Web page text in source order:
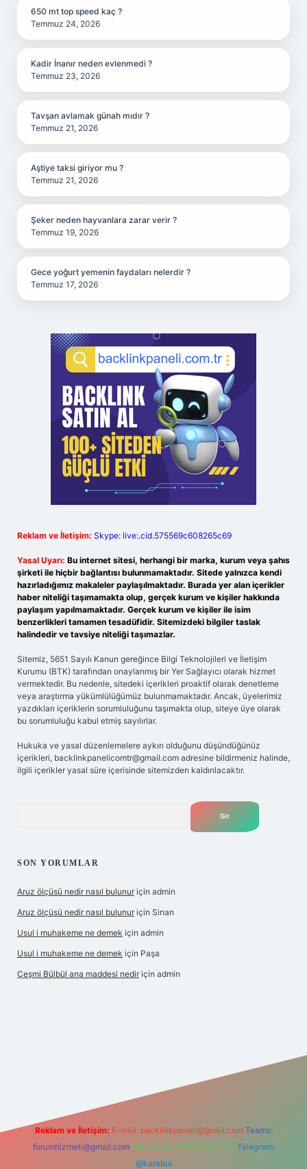
650 mt top speed kaç ?
Temmuz 24, 2026
Kadir İnanır neden evlenmedi ?
Temmuz 23, 2026
Tavşan avlamak günah mıdır ?
Temmuz 21, 2026
Aştiye taksi giriyor mu ?
Temmuz 21, 2026
Şeker neden hayvanlara zarar verir ?
Temmuz 19, 2026
Gece yoğurt yemenin faydaları nelerdir ?
Temmuz 17, 2026
Reklam ve İletişim: Skype: live:.cid.575569c608265c69
Yasal Uyarı: Bu internet sitesi, herhangi bir marka, kurum veya şahıs
şirketi ile hiçbir bağlantısı bulunmamaktadır. Sitede yalnızca kendi
hazırladığımız makaleler paylaşılmaktadır. Burada yer alan içerikler
haber niteliği taşımamakta olup, gerçek kurum ve kişiler hakkında
paylaşım yapılmamaktadır. Gerçek kurum ve kişiler ile isim
benzerlikleri tamamen tesadüfidir. Sitemizdeki bilgiler taslak
halindedir ve tavsiye niteliği taşımazlar.
Sitemiz, 5651 Sayılı Kanun gereğince Bilgi Teknolojileri ve İletişim
Kurumu (BTK) tarafından onaylanmış bir Yer Sağlayıcı olarak hizmet
vermektedir. Bu nedenle, sitedeki içerikleri proaktif olarak denetleme
veya araştırma yükümlülüğümüz bulunmamaktadır. Ancak, üyelerimiz
yazdıkları içeriklerin sorumluluğunu taşımakta olup, siteye üye olarak
bu sorumluluğu kabul etmiş sayılırlar.
Hukuka ve yasal düzenlemelere aykırı olduğunu düşündüğünüz
içerikleri, backlinkpanelicomtr@gmail.com adresine bildirmeniz halinde,
ilgili içerikler yasal süre içerisinde sitemizden kaldırılacaktır.
SON YORUMLAR
Aruz ölçüsü nedir nasıl bulunur için admin
Aruz ölçüsü nedir nasıl bulunur için Sinan
Usul i muhakeme ne demek için admin
Usul i muhakeme ne demek için Paşa
Çeşmi Bülbül ana maddesi nedir için admin
Reklam ve İletişim: E-mail: backlinkpaneli@gmail.com Teams:
forumhizmeti@gmail.com Whatsapp: 0262 606 0 726 Telegram:
@karabul